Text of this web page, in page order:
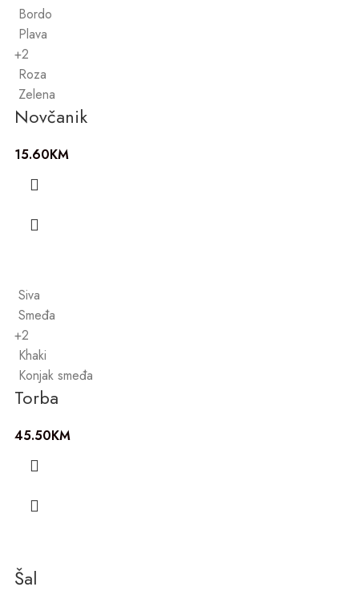
Bordo
Plava
+2
Roza
Zelena
Novčanik
15.60KM
Siva
Smeđa
+2
Khaki
Konjak smeđa
Torba
45.50KM
Šal